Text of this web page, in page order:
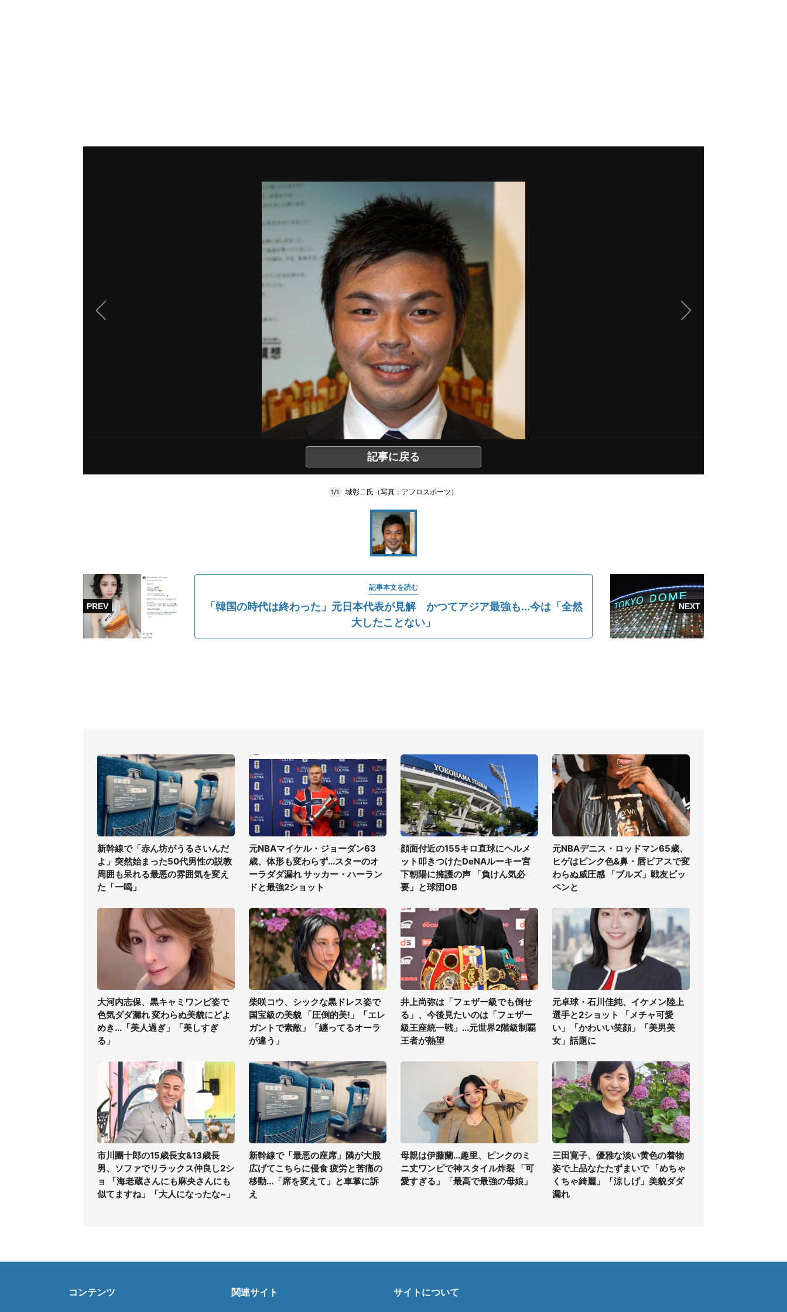
記事に戻る
1/1 城彰二氏（写真：アフロスポーツ）
記事本文を読む
「韓国の時代は終わった」元日本代表が見解 かつてアジア最強も...今は「全然
大したことない」
新幹線で「赤ん坊がうるさいんだ
よ」突然始まった50代男性の説教
周囲も呆れる最悪の雰囲気を変え
た「一喝」
元NBAマイケル・ジョーダン63
歳、体形も変わらず...スターのオ
ーラダダ漏れ サッカー・ハーラン
ドと最強2ショット
顔面付近の155キロ直球にヘルメ
ット叩きつけたDeNAルーキー宮
下朝陽に擁護の声 「負けん気必
要」と球団OB
元NBAデニス・ロッドマン65歳、
ヒゲはピンク色&鼻・唇ピアスで変
わらぬ威圧感 「ブルズ」戦友ピッ
ペンと
大河内志保、黒キャミワンピ姿で
色気ダダ漏れ 変わらぬ美貌にどよ
めき...「美人過ぎ」「美しすぎ
る」
柴咲コウ、シックな黒ドレス姿で
国宝級の美貌 「圧倒的美!」「エレ
ガントで素敵」「纏ってるオーラ
が違う」
井上尚弥は「フェザー級でも倒せ
る」、今後見たいのは「フェザー
級王座統一戦」...元世界2階級制覇
王者が熱望
元卓球・石川佳純、イケメン陸上
選手と2ショット 「メチャ可愛
い」「かわいい笑顔」「美男美
女」話題に
市川團十郎の15歳長女&13歳長
男、ソファでリラックス仲良し2シ
ョ 「海老蔵さんにも麻央さんにも
似てますね」「大人になったな~」
新幹線で「最悪の座席」隣が大股
広げてこちらに侵食 疲労と苦痛の
移動...「席を変えて」と車掌に訴
え
母親は伊藤蘭...趣里、ピンクのミ
ニ丈ワンピで神スタイル炸裂 「可
愛すぎる」「最高で最強の母娘」
三田寛子、優雅な淡い黄色の着物
姿で上品なたたずまいで 「めちゃ
くちゃ綺麗」「涼しげ」美貌ダダ
漏れ
コンテンツ 関連サイト サイトについて